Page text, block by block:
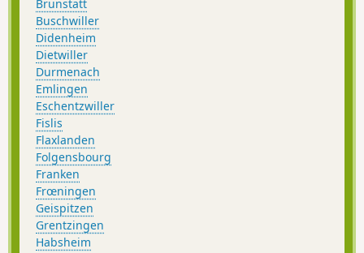
Brunstatt
Buschwiller
Didenheim
Dietwiller
Durmenach
Emlingen
Eschentzwiller
Fislis
Flaxlanden
Folgensbourg
Franken
Frœningen
Geispitzen
Grentzingen
Habsheim